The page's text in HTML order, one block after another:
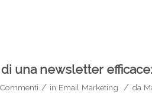
una newsletter
/ in Email Marketing / da